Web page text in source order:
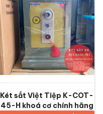
Két sắt Việt Tiệp K-COT-
45-H khoá cơ chính hãng